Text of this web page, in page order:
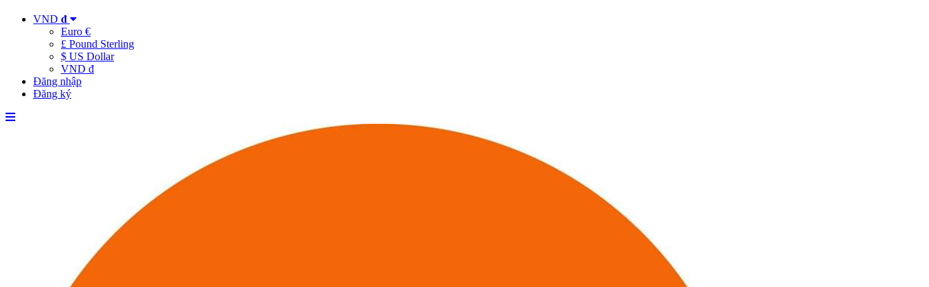
VND đ
Euro €
£ Pound Sterling
$ US Dollar
VND đ
Đăng nhập
Đăng ký